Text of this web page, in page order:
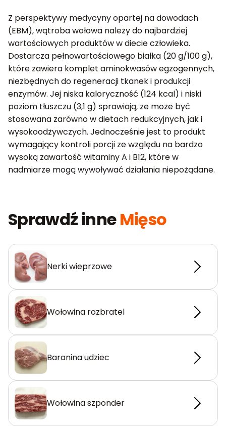
Z perspektywy medycyny opartej na dowodach
(EBM), wątroba wołowa należy do najbardziej
wartościowych produktów w diecie człowieka.
Dostarcza pełnowartościowego białka (20 g/100 g),
które zawiera komplet aminokwasów egzogennych,
niezbędnych do regeneracji tkanek i produkcji
enzymów. Jej niska kaloryczność (124 kcal) i niski
poziom tłuszczu (3,1 g) sprawiają, że może być
stosowana zarówno w dietach redukcyjnych, jak i
wysokoodżywczych. Jednocześnie jest to produkt
wymagający kontroli porcji ze względu na bardzo
wysoką zawartość witaminy A i B12, które w
nadmiarze mogą wywoływać działania niepożądane.
Sprawdź inneMięso
Nerki wieprzowe
Wołowina rozbratel
Baranina udziec
Wołowina szponder